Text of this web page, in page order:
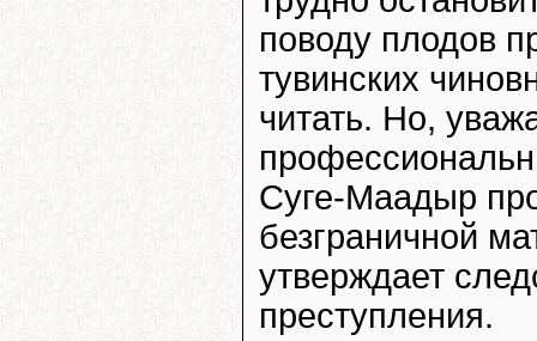
поводу плодов
тувинских
читать. Но,
Суге-Маадыр
безграничной
утверждает
преступления.